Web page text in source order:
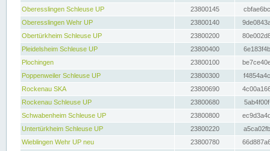
Oberesslingen Schleuse UP
23800145
Oberesslingen Wehr UP
23800140
Obertürkheim Schleuse UP
23800200
Pleidelsheim Schleuse UP
23800400
Plochingen
23800100
Poppenweiler Schleuse UP
23800300
Rockenau SKA
23800690
Rockenau Schleuse UP
23800680
Schwabenheim Schleuse UP
23800800
Untertürkheim Schleuse UP
23800220
Wieblingen Wehr UP neu
23800780